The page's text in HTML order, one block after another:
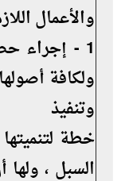
والأعمال
1 - إجراء
ولكافة
وتنفيذ
خطة
السبل ، ولها